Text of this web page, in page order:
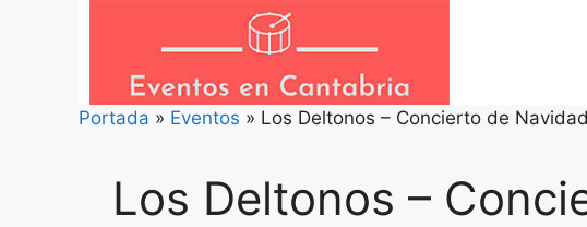
Portada » Eventos » Los Deltonos – Concierto de Navidad
Los Deltonos –